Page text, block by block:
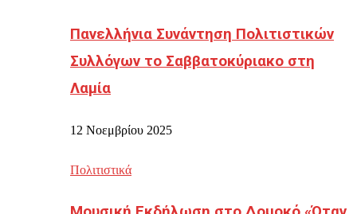
Πανελλήνια Συνάντηση Πολιτιστικών
Συλλόγων το Σαββατοκύριακο στη
Λαμία
12 Νοεμβρίου 2025
Πολιτιστικά